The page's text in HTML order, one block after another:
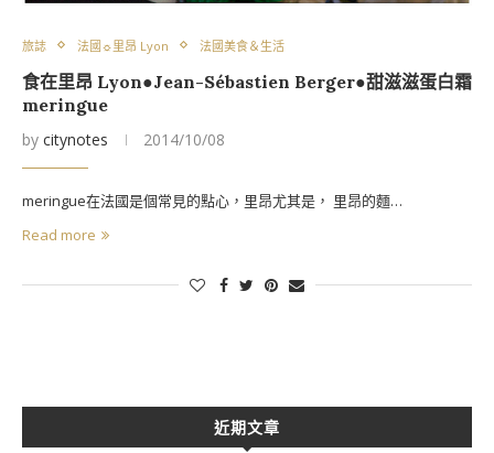
旅誌 法國☼里昂 Lyon 法國美食＆生活
食在里昂 Lyon●Jean-Sébastien Berger●甜滋滋蛋白霜
meringue
by citynotes 2014/10/08
meringue在法國是個常見的點心，里昂尤其是， 里昂的麵…
Read more
近期文章